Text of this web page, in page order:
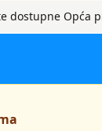
dostupne Opća